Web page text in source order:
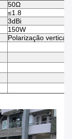
50Ω
≤1.8
3dBi
150W
Polarização vertical